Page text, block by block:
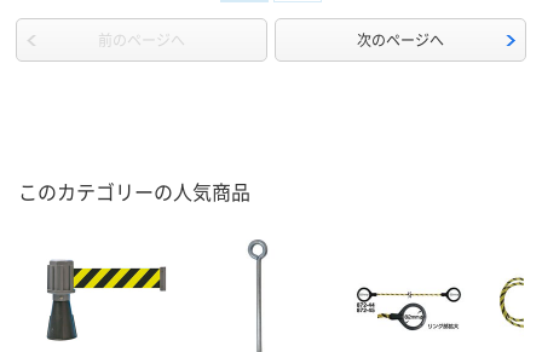
前のページへ 次のページへ
このカテゴリーの人気商品